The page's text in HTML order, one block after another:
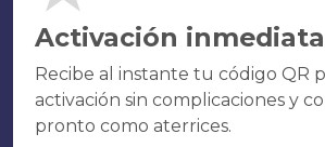
Activación inmediata
Recibe al instante tu código QR
activación sin complicaciones y
pronto como aterrices.